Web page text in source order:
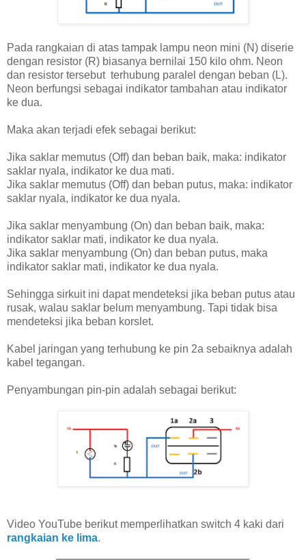
Pada rangkaian di atas tampak lampu neon mini (N) diserie
dengan resistor (R) biasanya bernilai 150 kilo ohm. Neon
dan resistor tersebut terhubung paralel dengan beban (L).
Neon berfungsi sebagai indikator tambahan atau indikator
ke dua.
Maka akan terjadi efek sebagai berikut:
Jika saklar memutus (Off) dan beban baik, maka: indikator
saklar nyala, indikator ke dua mati.
Jika saklar memutus (Off) dan beban putus, maka: indikator
saklar nyala, indikator ke dua nyala.
Jika saklar menyambung (On) dan beban baik, maka:
indikator saklar mati, indikator ke dua nyala.
Jika saklar menyambung (On) dan beban putus, maka
indikator saklar mati, indikator ke dua nyala.
Sehingga sirkuit ini dapat mendeteksi jika beban putus atau
rusak, walau saklar belum menyambung. Tapi tidak bisa
mendeteksi jika beban korslet.
Kabel jaringan yang terhubung ke pin 2a sebaiknya adalah
kabel tegangan.
Penyambungan pin-pin adalah sebagai berikut:
Video YouTube berikut memperlihatkan switch 4 kaki dari
rangkaian ke lima.